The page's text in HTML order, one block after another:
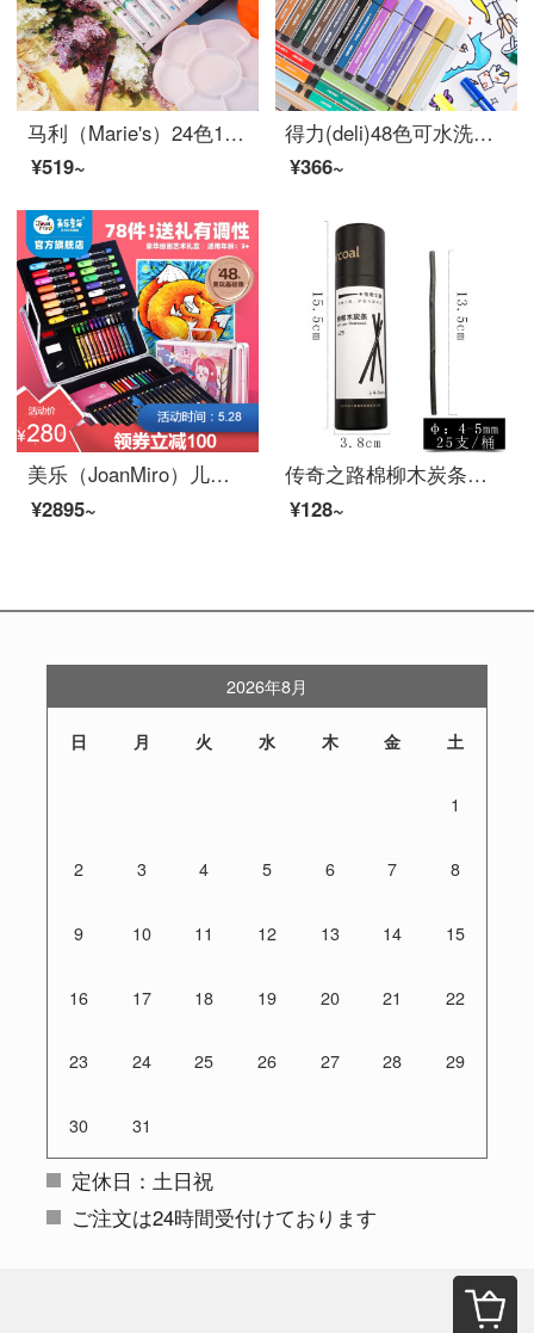
马利（Marie's）24色12ml水粉颜料套装 绘画初学水粉画颜料水粉纸+水桶+调色盘+6支画笔套装
¥519~
得力(deli)48色可水洗水彩笔 易握粗三角 学生儿童涂色颜色马克笔画笔套装文具美术用品33986-48
¥366~
美乐（JoanMiro）儿童绘画套装美术用品画笔套装蜡笔水彩笔彩铅开学礼物文具画画套装六一儿童节礼物 女孩粉色款
¥2895~
传奇之路棉柳木炭条素描碳棒炭笔碳笔工具美术用品绘画批发木碳条学生美术生套装初学者爱好者绘图黑炭 4-5mm
¥128~
2026年8月
日 月 火 水 木 金 土
1
2 3 4 5 6 7 8
9 10 11 12 13 14 15
16 17 18 19 20 21 22
23 24 25 26 27 28 29
30 31
定休日：土日祝
ご注文は24時間受付けております